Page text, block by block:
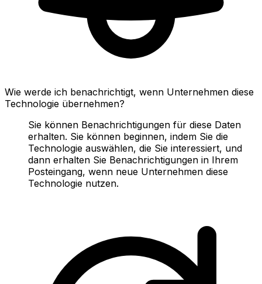
Wie werde ich benachrichtigt, wenn Unternehmen diese
Technologie übernehmen?
Sie können Benachrichtigungen für diese Daten
erhalten. Sie können beginnen, indem Sie die
Technologie auswählen, die Sie interessiert, und
dann erhalten Sie Benachrichtigungen in Ihrem
Posteingang, wenn neue Unternehmen diese
Technologie nutzen.